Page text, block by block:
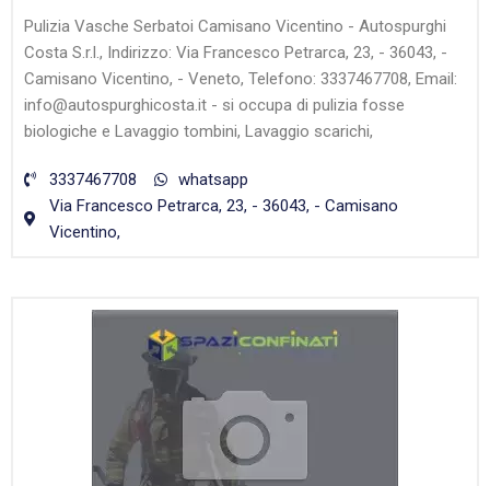
Pulizia Vasche Serbatoi Camisano Vicentino - Autospurghi
Costa S.r.l., Indirizzo: Via Francesco Petrarca, 23, - 36043, -
Camisano Vicentino, - Veneto, Telefono: 3337467708, Email:
info@autospurghicosta.it - si occupa di pulizia fosse
biologiche e Lavaggio tombini, Lavaggio scarichi,
3337467708
whatsapp
Via Francesco Petrarca, 23, - 36043, - Camisano
Vicentino,